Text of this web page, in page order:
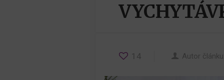
14 Autor článku: